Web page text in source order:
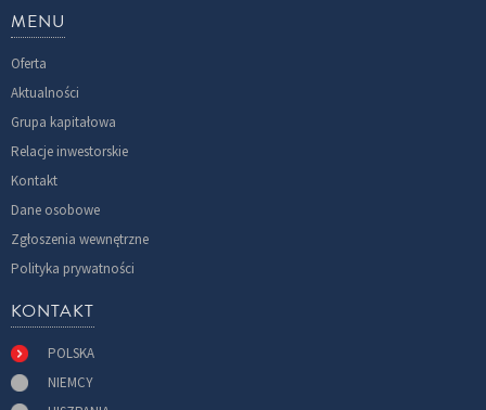
MENU
Oferta
Aktualności
Grupa kapitałowa
Relacje inwestorskie
Kontakt
Dane osobowe
Zgłoszenia wewnętrzne
Polityka prywatności
KONTAKT
POLSKA
NIEMCY